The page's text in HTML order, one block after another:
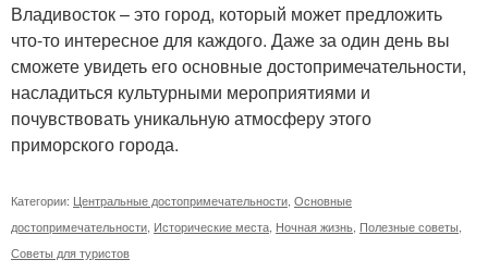
Владивосток – это город, который может предложить
что-то интересное для каждого. Даже за один день вы
сможете увидеть его основные достопримечательности,
насладиться культурными мероприятиями и
почувствовать уникальную атмосферу этого
приморского города.
Категории: Центральные достопримечательности Основные
достопримечательности Исторические места Ночная жизнь Полезные советы
Советы для туристов